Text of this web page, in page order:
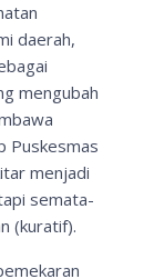
daerah,
mengubah
Puskesmas
menjadi
semata-
(kuratif).